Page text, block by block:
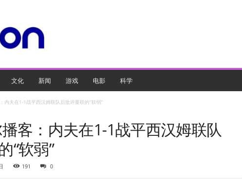
文化 新闻 游戏 电影 科学
内夫在1-1战平西汉姆联队后批评曼联的“软弱”
播客：内夫在1-1战平西汉姆联队
“软弱”
191 0